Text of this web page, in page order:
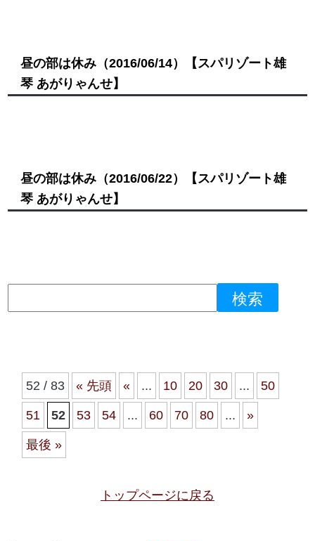
昼の部は休み（2016/06/14）
【スパリゾート雄
琴 あがりゃんせ】
昼の部は休み（2016/06/22）
【スパリゾート雄
琴 あがりゃんせ】
52 / 83 « 先頭 « ... 10 20 30 ... 50
51 52 53 54 ... 60 70 80 ... »
最後 »
トップページに戻る